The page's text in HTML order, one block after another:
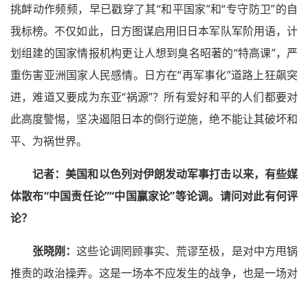
挑衅动作频频，早已戳穿了其“和平国家”和“专守防卫”的自
我标榜。不仅如此，日方图谋启用旧日本军队军阶用语，计
划组建的国家情报机构更让人想到臭名昭著的“特高课”，严
重伤害亚洲国家人民感情。日方在“再军事化”道路上狂飙突
进，难道又要成为东亚“祸源”？所有爱好和平的人们都要对
此高度警惕，坚决遏阻日本的倒行逆施，绝不能让其破坏和
平、为祸世界。
记者： 美国和以色列对伊朗发动军事打击以来，有些媒
体散布“中国责任论”“中国赢家论”等论调。请问对此有何评
论？
张晓刚：这些论调罔顾事实、荒谬至极，是对中方甩锅
推责的政治操弄。这是一场本不应发生的战争，也是一场对